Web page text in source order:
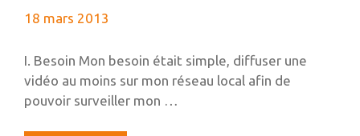
18 mars 2013
I. Besoin Mon besoin était simple, diffuser une
vidéo au moins sur mon réseau local afin de
pouvoir surveiller mon …